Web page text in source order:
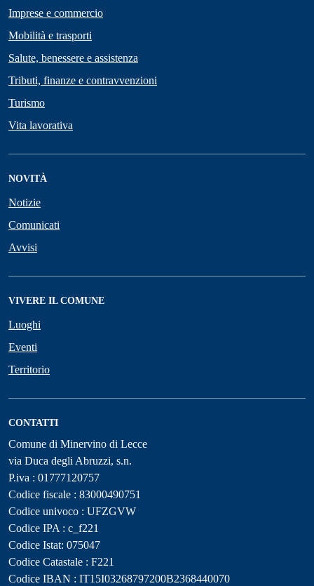
Imprese e commercio
Mobilità e trasporti
Salute, benessere e assistenza
Tributi, finanze e contravvenzioni
Turismo
Vita lavorativa
NOVITÀ
Notizie
Comunicati
Avvisi
VIVERE IL COMUNE
Luoghi
Eventi
Territorio
CONTATTI
Comune di Minervino di Lecce
via Duca degli Abruzzi, s.n.
P.iva : 01777120757
Codice fiscale : 83000490751
Codice univoco : UFZGVW
Codice IPA : c_f221
Codice Istat: 075047
Codice Catastale : F221
Codice IBAN : IT15I03268797200B2368440070